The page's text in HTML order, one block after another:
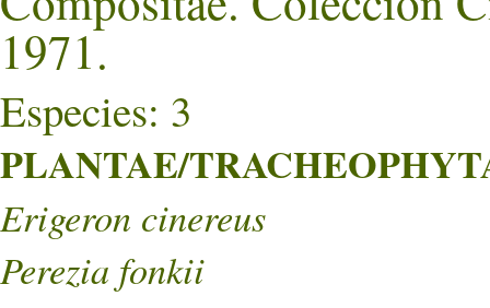
1971.
Especies: 3
PLANTAE/
Erigeron cinereus
Perezia fonkii